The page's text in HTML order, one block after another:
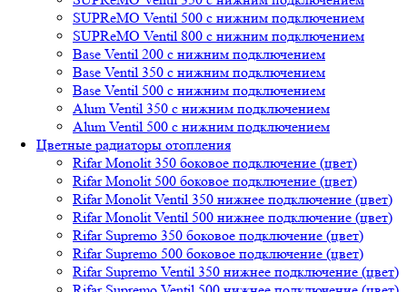
SUPReMO Ventil 500 с нижним подключением
SUPReMO Ventil 800 с нижним подключением
Base Ventil 200 с нижним подключением
Base Ventil 350 с нижним подключением
Base Ventil 500 с нижним подключением
Alum Ventil 350 с нижним подключением
Alum Ventil 500 с нижним подключением
Цветные радиаторы отопления
Rifar Monolit 350 боковое подключение (цвет)
Rifar Monolit 500 боковое подключение (цвет)
Rifar Monolit Ventil 350 нижнее подключение (цвет)
Rifar Monolit Ventil 500 нижнее подключение (цвет)
Rifar Supremo 350 боковое подключение (цвет)
Rifar Supremo 500 боковое подключение (цвет)
Rifar Supremo Ventil 350 нижнее подключение (цвет)